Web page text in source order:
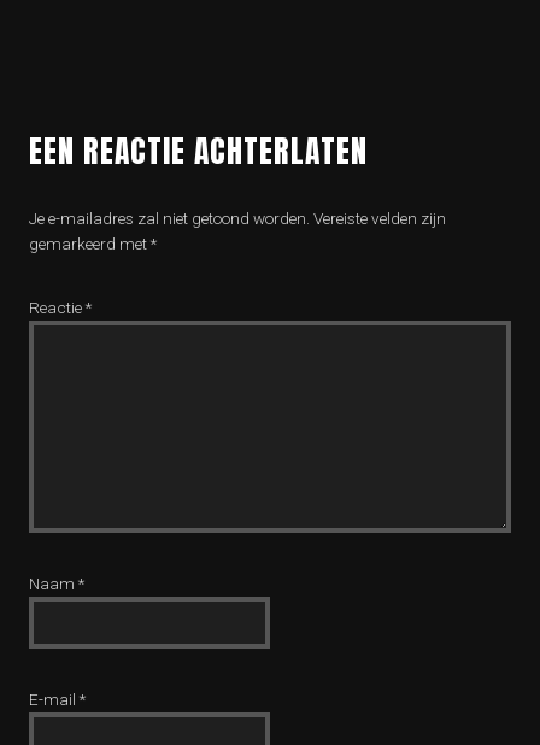
EEN REACTIE ACHTERLATEN
Je e-mailadres zal niet getoond worden. Vereiste velden zijn
gemarkeerd met*
Reactie*
Naam *
E-mail *